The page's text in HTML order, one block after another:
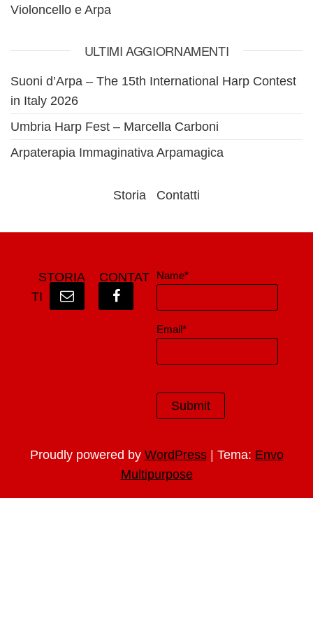
Violoncello e Arpa
ULTIMI AGGIORNAMENTI
Suoni d’Arpa – The 15th International Harp Contest
in Italy 2026
Umbria Harp Fest – Marcella Carboni
Arpaterapia Immaginativa Arpamagica
Storia Contatti
STORIA
CONTAT
TI
Name*
Email*
Proudly powered by WordPress | Tema: Envo
Multipurpose